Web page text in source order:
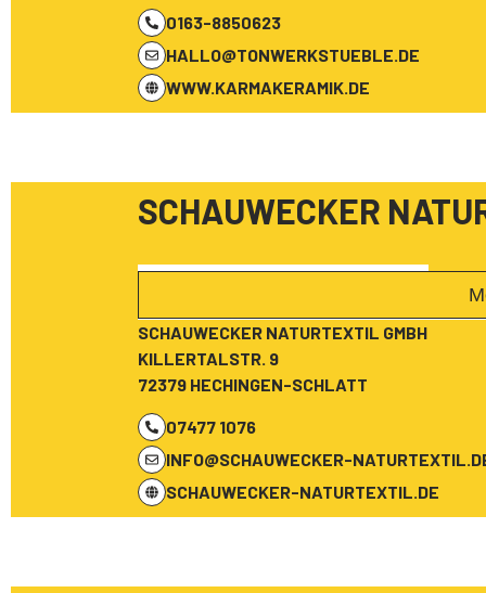
0163-8850623
HALLO@TONWERKSTUEBLE.DE
WWW.KARMAKERAMIK.DE
SCHAUWECKER
SCHAUWECKER NATURTEXTIL GMBH
KILLERTALSTR. 9
72379 HECHINGEN-SCHLATT
07477 1076
INFO@SCHAUWECKER-
SCHAUWECKER-NATURTEXTIL.DE